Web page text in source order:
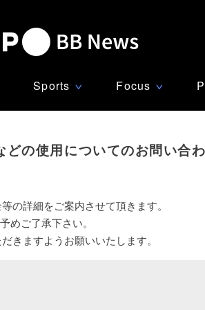
Sports ∨ Focus ∨
どの使用についてのお問い合
の詳細をご案内させて頂きます。
めご了承下さい。
きますようお願いいたします。